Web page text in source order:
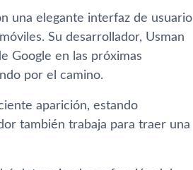
una elegante interfaz de usuario
Su desarrollador, Usman
Google en las próximas
por el camino.
aparición, estando
también trabaja para traer una